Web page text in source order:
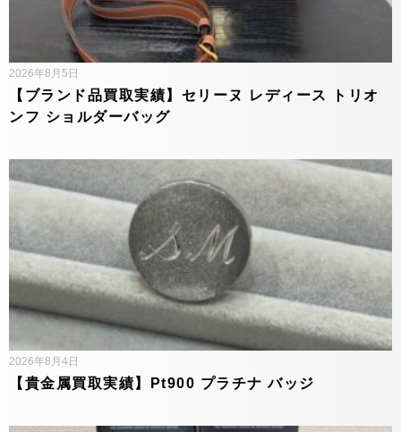
【ブランド品買取実績】セリーヌ レディース トリオ
ンフ ショルダーバッグ
2026年8月5日
【貴金属買取実績】Pt900 プラチナ バッジ
2026年8月4日